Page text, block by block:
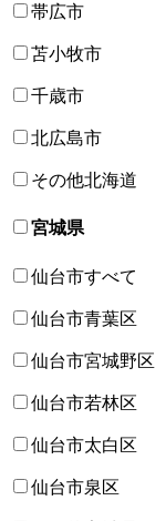
帯広市
苫小牧市
千歳市
北広島市
その他北海道
宮城県
仙台市すべて
仙台市青葉区
仙台市宮城野区
仙台市若林区
仙台市太白区
仙台市泉区